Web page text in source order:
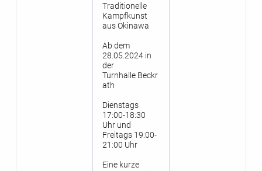
Traditionelle
Kampfkunst
aus Okinawa
Ab dem
28.05.2024 in
der
Turnhalle Beckr
ath
Dienstags
17:00-18:30
Uhr und
Freitags 19:00-
21:00 Uhr
Eine kurze